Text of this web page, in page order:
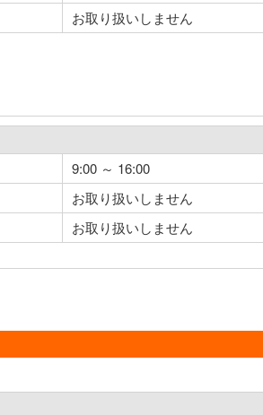
お取り扱いしません
9:00 ～ 16:00
お取り扱いしません
お取り扱いしません